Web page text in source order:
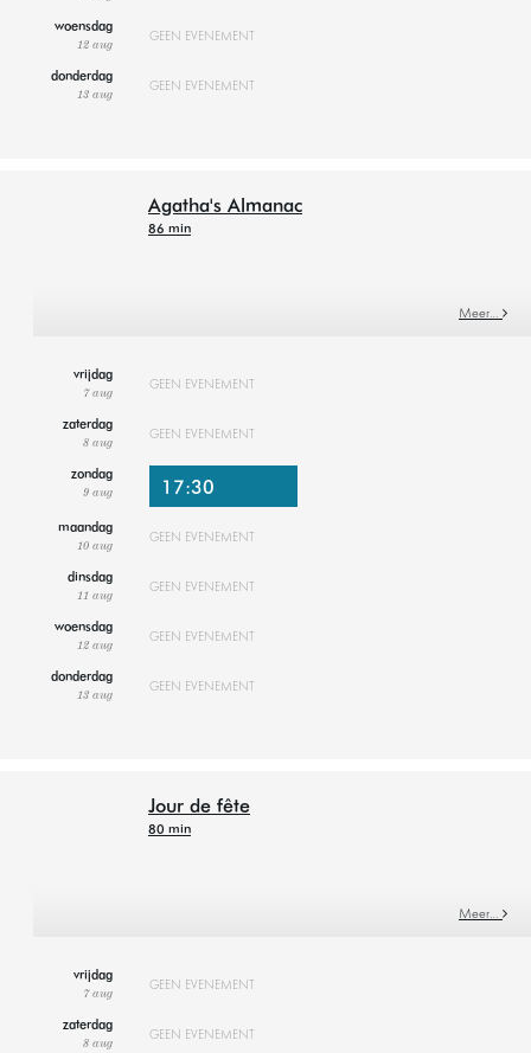
woensdag
12 aug
GEEN EVENEMENT
donderdag
13 aug
GEEN EVENEMENT
Agatha's Almanac
86 min
Meer…
vrijdag
7 aug
GEEN EVENEMENT
zaterdag
8 aug
GEEN EVENEMENT
zondag
9 aug 17:30
maandag
10 aug
GEEN EVENEMENT
dinsdag
11 aug
GEEN EVENEMENT
woensdag
12 aug
GEEN EVENEMENT
donderdag
13 aug
GEEN EVENEMENT
Jour de fête
80 min
Meer…
vrijdag
7 aug
GEEN EVENEMENT
zaterdag
8 aug
GEEN EVENEMENT